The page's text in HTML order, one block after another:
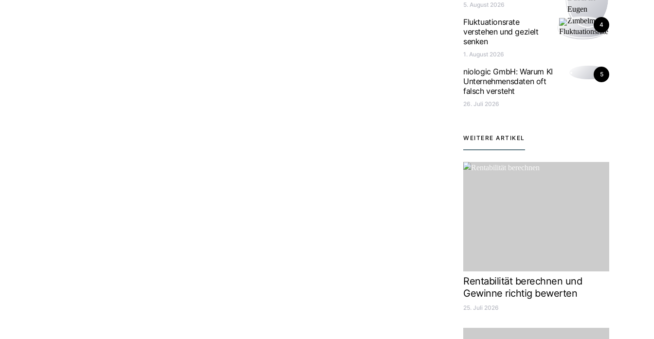
5. August 2026
4
Fluktuationsrate
verstehen und gezielt
senken
1. August 2026
5
niologic GmbH: Warum KI
Unternehmensdaten oft
falsch versteht
26. Juli 2026
WEITERE ARTIKEL
Rentabilität berechnen und
Gewinne richtig bewerten
25. Juli 2026